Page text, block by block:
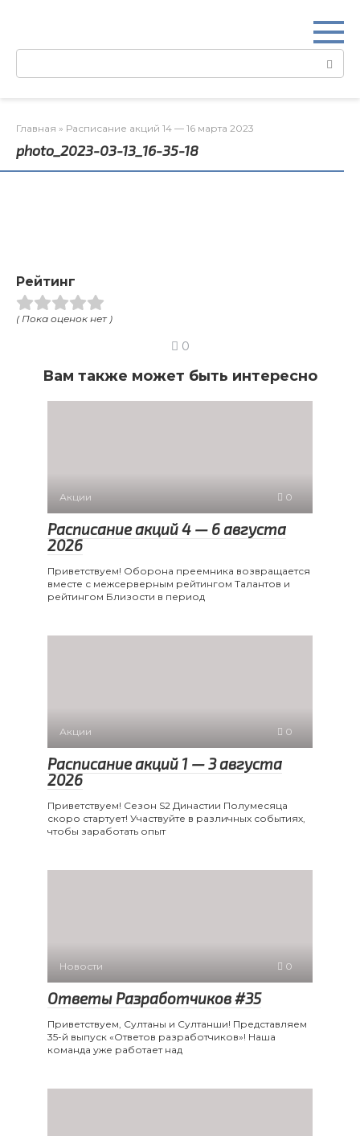
Поиск:
Главная » Расписание акций 14 — 16 марта 2023
photo_2023-03-13_16-35-18
Рейтинг
( Пока оценок нет )
0
Вам также может быть интересно
Акции 0
Расписание акций 4 — 6 августа
2026
Приветствуем! Оборона преемника возвращается
вместе с межсерверным рейтингом Талантов и
рейтингом Близости в период
Акции 0
Расписание акций 1 — 3 августа
2026
Приветствуем! Сезон S2 Династии Полумесяца
скоро стартует! Участвуйте в различных событиях,
чтобы заработать опыт
Новости 0
Ответы Разработчиков #35
Приветствуем, Султаны и Султанши! Представляем
35-й выпуск «Ответов разработчиков»! Наша
команда уже работает над